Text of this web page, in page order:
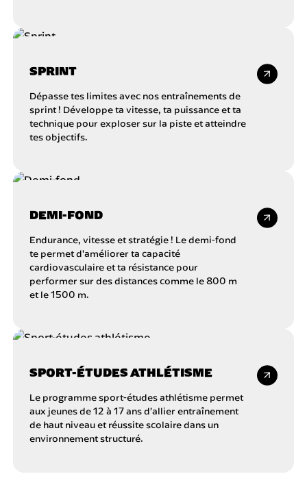
SPRINT
Dépasse tes limites avec nos entraînements de
sprint ! Développe ta vitesse, ta puissance et ta
technique pour exploser sur la piste et atteindre
tes objectifs.
DEMI-FOND
Endurance, vitesse et stratégie ! Le demi-fond
te permet d'améliorer ta capacité
cardiovasculaire et ta résistance pour
performer sur des distances comme le 800 m
et le 1500 m.
SPORT-ÉTUDES ATHLÉTISME
Le programme sport-études athlétisme permet
aux jeunes de 12 à 17 ans d’allier entraînement
de haut niveau et réussite scolaire dans un
environnement structuré.